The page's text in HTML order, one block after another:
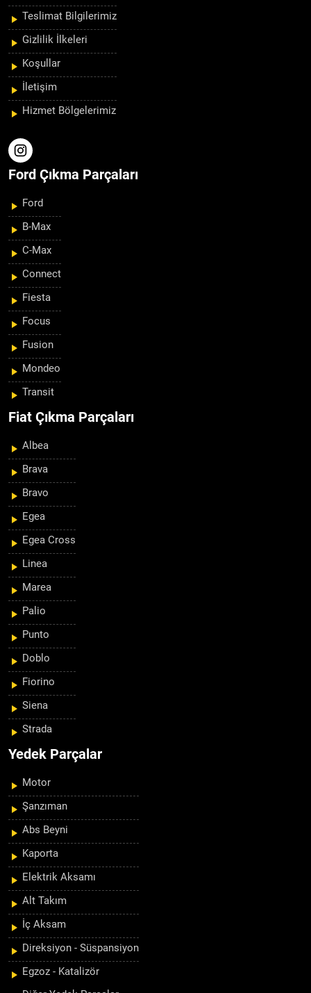
Teslimat Bilgilerimiz
Gizlilik İlkeleri
Koşullar
İletişim
Hizmet Bölgelerimiz
Ford Çıkma Parçaları
Ford
B-Max
C-Max
Connect
Fiesta
Focus
Fusion
Mondeo
Transit
Fiat Çıkma Parçaları
Albea
Brava
Bravo
Egea
Egea Cross
Linea
Marea
Palio
Punto
Doblo
Fiorino
Siena
Strada
Yedek Parçalar
Motor
Şanzıman
Abs Beyni
Kaporta
Elektrik Aksamı
Alt Takım
İç Aksam
Direksiyon - Süspansiyon
Egzoz - Katalizör